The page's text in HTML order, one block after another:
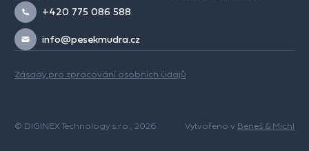
+420 775 086 588
info@pesekmudra.cz
Zásady pro zpracování osobních údajů
© DIGINEX Technology s.r.o., 2026 Vytvořeno v Beneš & Michl